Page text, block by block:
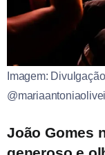
Imagem:
João Gomes